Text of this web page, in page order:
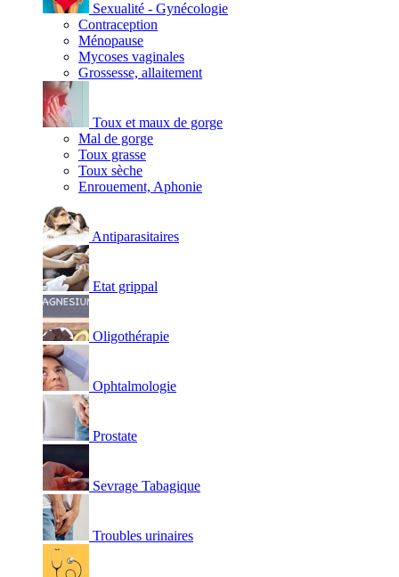
Sexualité - Gynécologie
Contraception
Ménopause
Mycoses vaginales
Grossesse, allaitement
Toux et maux de gorge
Mal de gorge
Toux grasse
Toux sèche
Enrouement, Aphonie
Antiparasitaires
Etat grippal
Oligothérapie
Ophtalmologie
Prostate
Sevrage Tabagique
Troubles urinaires